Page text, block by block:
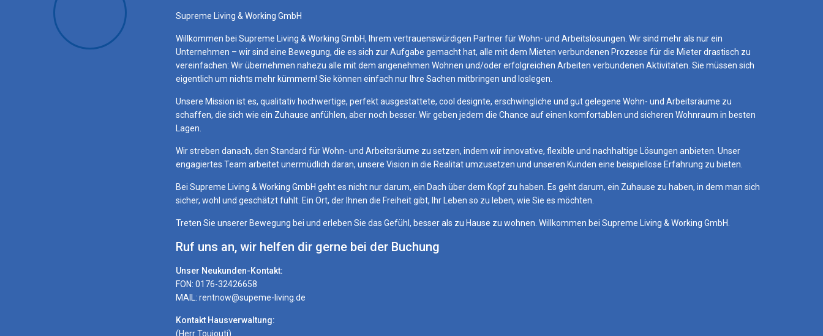
Supreme Living & Working GmbH
Willkommen bei Supreme Living & Working GmbH, Ihrem vertrauenswürdigen Partner für Wohn- und Arbeitslösungen. Wir sind mehr als nur ein
Unternehmen – wir sind eine Bewegung, die es sich zur Aufgabe gemacht hat, alle mit dem Mieten verbundenen Prozesse für die Mieter drastisch zu
vereinfachen: Wir übernehmen nahezu alle mit dem angenehmen Wohnen und/oder erfolgreichen Arbeiten verbundenen Aktivitäten. Sie müssen sich
eigentlich um nichts mehr kümmern! Sie können einfach nur Ihre Sachen mitbringen und loslegen.
Unsere Mission ist es, qualitativ hochwertige, perfekt ausgestattete, cool designte, erschwingliche und gut gelegene Wohn- und Arbeitsräume zu
schaffen, die sich wie ein Zuhause anfühlen, aber noch besser. Wir geben jedem die Chance auf einen komfortablen und sicheren Wohnraum in besten
Lagen.
Wir streben danach, den Standard für Wohn- und Arbeitsräume zu setzen, indem wir innovative, flexible und nachhaltige Lösungen anbieten. Unser
engagiertes Team arbeitet unermüdlich daran, unsere Vision in die Realität umzusetzen und unseren Kunden eine beispiellose Erfahrung zu bieten.
Bei Supreme Living & Working GmbH geht es nicht nur darum, ein Dach über dem Kopf zu haben. Es geht darum, ein Zuhause zu haben, in dem man sich
sicher, wohl und geschätzt fühlt. Ein Ort, der Ihnen die Freiheit gibt, Ihr Leben so zu leben, wie Sie es möchten.
Treten Sie unserer Bewegung bei und erleben Sie das Gefühl, besser als zu Hause zu wohnen. Willkommen bei Supreme Living & Working GmbH.
Ruf uns an, wir helfen dir gerne bei der Buchung
Unser Neukunden-Kontakt:
FON: 0176-32426658
MAIL: rentnow@supeme-living.de
Kontakt Hausverwaltung:
(Herr Toujouti)